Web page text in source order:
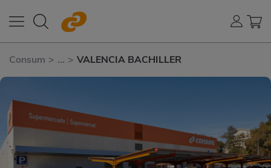
Consum > ... > VALENCIA BACHILLER